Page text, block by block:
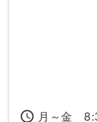
access_time 月～金